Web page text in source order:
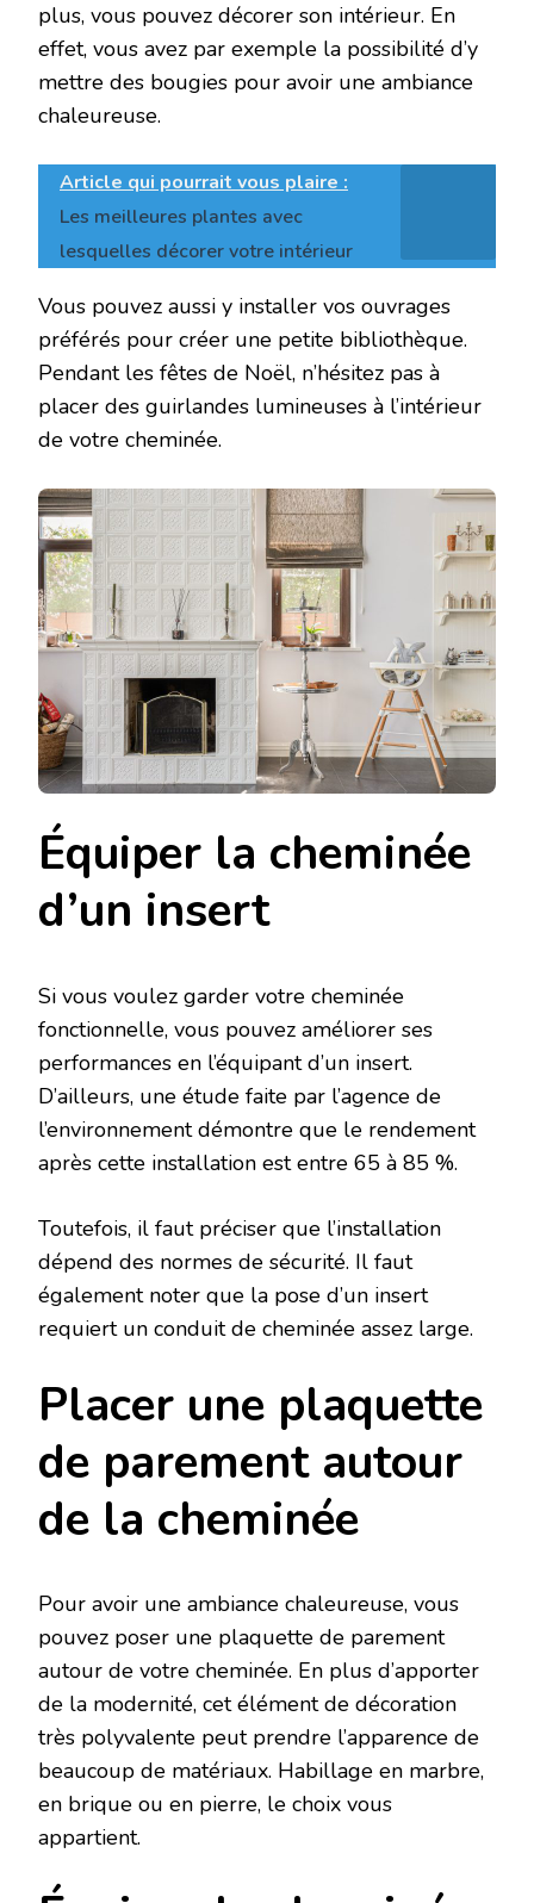
plus, vous pouvez décorer son intérieur. En
effet, vous avez par exemple la possibilité d’y
mettre des bougies pour avoir une ambiance
chaleureuse.
Article qui pourrait vous plaire :
Les meilleures plantes avec
lesquelles décorer votre intérieur
Vous pouvez aussi y installer vos ouvrages
préférés pour créer une petite bibliothèque.
Pendant les fêtes de Noël, n’hésitez pas à
placer des guirlandes lumineuses à l’intérieur
de votre cheminée.
Équiper la cheminée
d’un insert
Si vous voulez garder votre cheminée
fonctionnelle, vous pouvez améliorer ses
performances en l’équipant d’un insert.
D’ailleurs, une étude faite par l’agence de
l’environnement démontre que le rendement
après cette installation est entre 65 à 85 %.
Toutefois, il faut préciser que l’installation
dépend des normes de sécurité. Il faut
également noter que la pose d’un insert
requiert un conduit de cheminée assez large.
Placer une plaquette
de parement autour
de la cheminée
Pour avoir une ambiance chaleureuse, vous
pouvez poser une plaquette de parement
autour de votre cheminée. En plus d’apporter
de la modernité, cet élément de décoration
très polyvalente peut prendre l’apparence de
beaucoup de matériaux. Habillage en marbre,
en brique ou en pierre, le choix vous
appartient.